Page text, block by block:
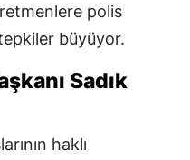
polis
büyüyor.
Sadık
haklı